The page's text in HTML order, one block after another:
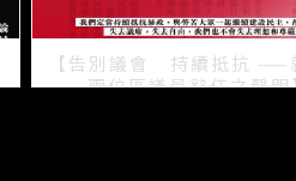
【告別議會 持續抵抗 ——
兩位區議員辭任之聲明